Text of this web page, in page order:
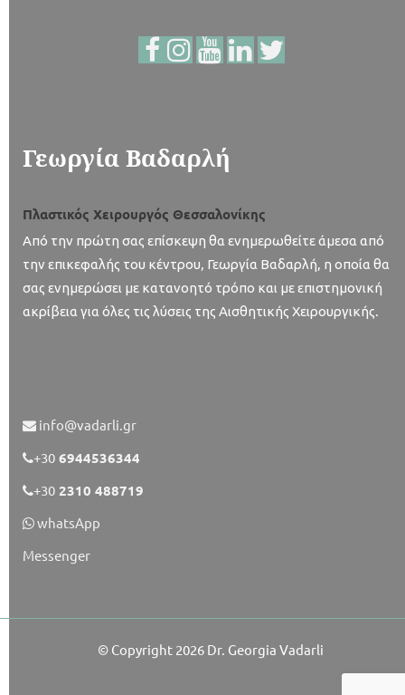
Γεωργία Βαδαρλή
Πλαστικός Χειρουργός Θεσσαλονίκης
Από την πρώτη σας επίσκεψη θα ενημερωθείτε άμεσα από
την επικεφαλής του κέντρου, Γεωργία Βαδαρλή, η οποία θα
σας ενημερώσει με κατανοητό τρόπο και με επιστημονική
ακρίβεια για όλες τις λύσεις της Αισθητικής Χειρουργικής.
info@vadarli.gr
+30 6944536344
+30 2310 488719
whatsApp
Messenger
© Copyright 2026 Dr. Georgia Vadarli